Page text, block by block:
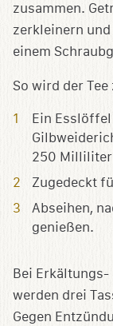
zusammen.
zerkleinern
einem
So wird der
Ein
250 Milliliter
Zugedeckt
Abseihen,
genießen.
Bei
werden drei
Gegen